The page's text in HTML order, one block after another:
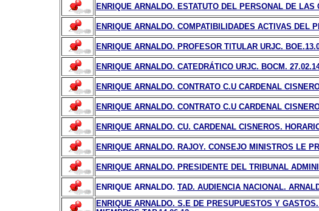
ENRIQUE ARNALDO. ESTATUTO DEL PERSONAL DE LAS
ENRIQUE ARNALDO. COMPATIBILIDADES ACTIVAS DEL
ENRIQUE ARNALDO. PROFESOR TITULAR URJC.
ENRIQUE ARNALDO. CATEDRÁTICO URJC. BOCM.
ENRIQUE ARNALDO. CONTRATO C.U CARDENAL
ENRIQUE ARNALDO. CONTRATO C.U CARDENAL
ENRIQUE ARNALDO. CU. CARDENAL CISNEROS.
ENRIQUE ARNALDO. RAJOY. CONSEJO MINISTROS LE
ENRIQUE ARNALDO. PRESIDENTE DEL TRIBUNAL
ENRIQUE ARNALDO. TAD. AUDIENCIA NACIONAL.
ENRIQUE ARNALDO. S.E DE PRESUPUESTOS Y